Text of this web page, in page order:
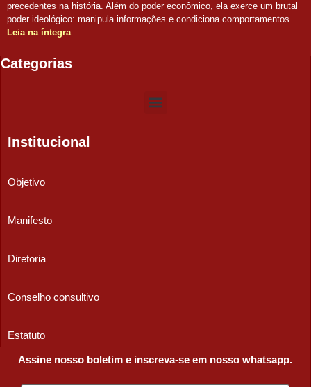
precedentes na história. Além do poder econômico, ela exerce um brutal
poder ideológico: manipula informações e condiciona comportamentos.
Leia na íntegra
Categorias
Institucional
Objetivo
Manifesto
Diretoria
Conselho consultivo
Estatuto
Assine nosso boletim e inscreva-se em nosso whatsapp.